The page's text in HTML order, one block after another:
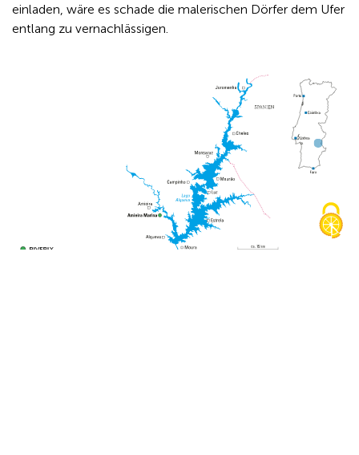
einladen, wäre es schade die malerischen Dörfer dem Ufer
entlang zu vernachlässigen.